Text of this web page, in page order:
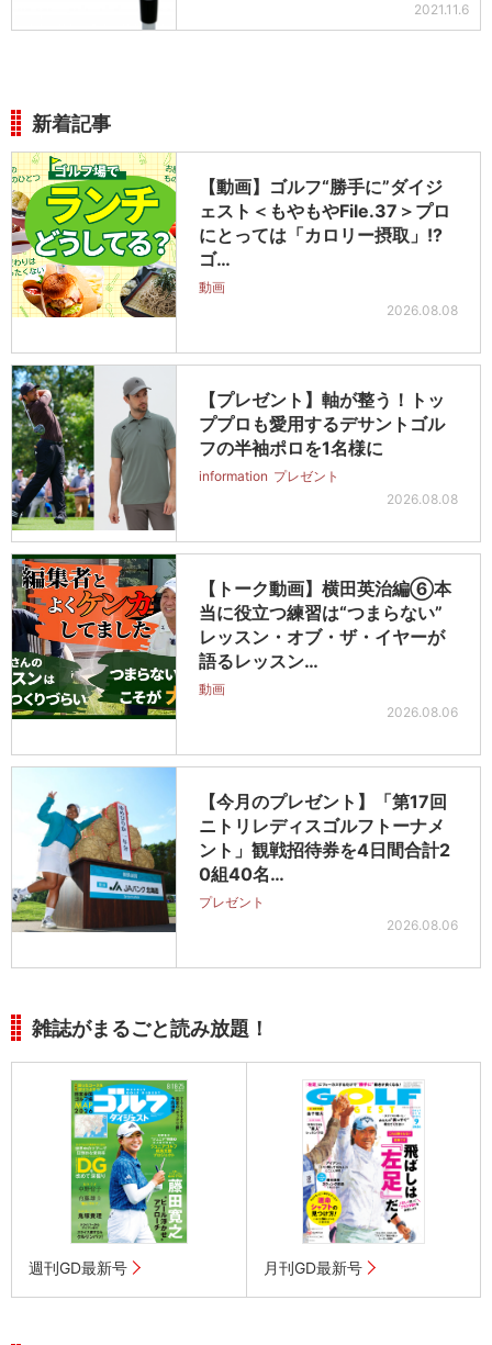
2021.11.6
新着記事
【動画】ゴルフ“勝手に”ダイジ
ェスト＜もやもやFile.37＞プロ
にとっては「カロリー摂取」!?
ゴ…
動画
2026.08.08
【プレゼント】軸が整う！トッ
ププロも愛用するデサントゴル
フの半袖ポロを1名様に
information プレゼント
2026.08.08
【トーク動画】横田英治編⑥本
当に役立つ練習は“つまらない”
レッスン・オブ・ザ・イヤーが
語るレッスン…
動画
2026.08.06
【今月のプレゼント】「第17回
ニトリレディスゴルフトーナメ
ント」観戦招待券を4日間合計2
0組40名…
プレゼント
2026.08.06
雑誌がまるごと読み放題！
週刊GD最新号 月刊GD最新号